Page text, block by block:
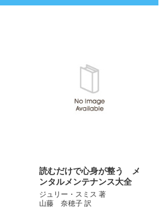
読むだけで心身が整う メ
ンタルメンテナンス大全
ジュリー・スミス 著
山藤 奈穂子 訳